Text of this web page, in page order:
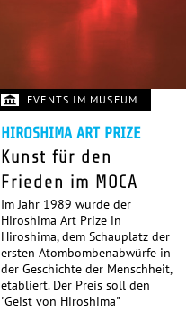
EVENTS IM MUSEUM
HIROSHIMA ART PRIZE
Kunst für den
Frieden im MOCA
Im Jahr 1989 wurde der
Hiroshima Art Prize in
Hiroshima, dem Schauplatz der
ersten Atombombenabwürfe in
der Geschichte der Menschheit,
etabliert. Der Preis soll den
"Geist von Hiroshima"